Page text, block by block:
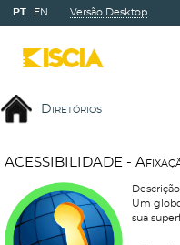
PT EN Versão Desktop
Diretórios
AC ESS B L DADE - Afixaç
Um
sua